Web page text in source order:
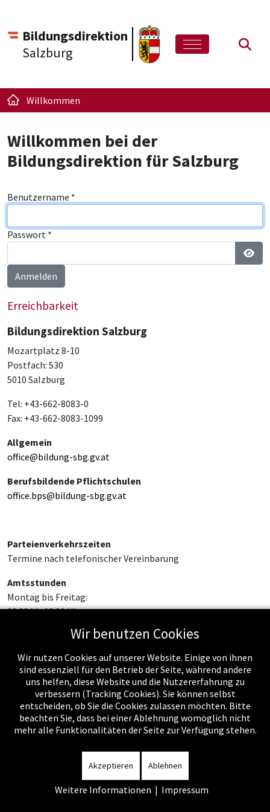
Bildungsdirektion
Salzburg
Willkommen
Willkommen bei der
Bildungsdirektion für Salzburg
Benutzername *
Passwort *
Anmelden
Erreichbarkeit
Bildungsdirektion Salzburg
Mozartplatz 8-10
Postfach: 530
5010 Salzburg
Tel: +43-662-8083-0
Fax: +43-662-8083-1099
Allgemein
office@bildung-sbg.gv.at
Berufsbildende Pflichtschulen
office.bps@bildung-sbg.gv.at
Parteienverkehrszeiten
Termine nach telefonischer Vereinbarung
Amtsstunden
Montag bis Freitag:
08:00 bis 12:00 Uhr
Wir benutzen Cookies
Wir nutzen Cookies auf unserer Website. Einige von ihnen
sind essenziell für den Betrieb der Seite, während andere
uns helfen, diese Website und die Nutzererfahrung zu
verbessern (Tracking Cookies). Sie können selbst
entscheiden, ob Sie die Cookies zulassen möchten. Bitte
beachten Sie, dass bei einer Ablehnung womöglich nicht
mehr alle Funktionalitäten der Seite zur Verfügung stehen.
Akzeptieren Ablehnen
Weitere Informationen | Impressum